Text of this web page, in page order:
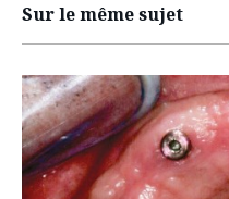
Sur le même sujet